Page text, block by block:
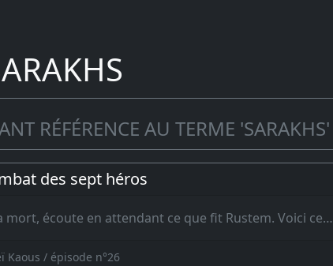
RÉFÉRENCE AU TERME 'SARAKHS'
des sept héros
écoute en attendant ce que fit Rustem. Voici ce…
Kaous / épisode n°26